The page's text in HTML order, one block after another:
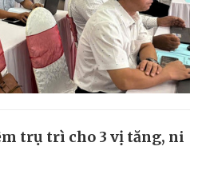
trụ trì cho 3 vị tăng, ni